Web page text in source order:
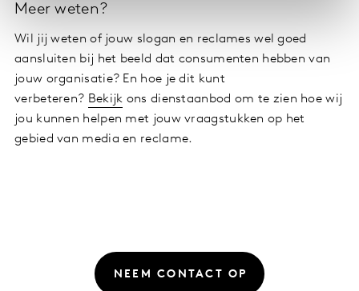
Meer weten?
Wil jij weten of jouw slogan en reclames wel goed
aansluiten bij het beeld dat consumenten hebben van
jouw organisatie? En hoe je dit kunt
verbeteren? Bekijk ons dienstaanbod om te zien hoe wij
jou kunnen helpen met jouw vraagstukken op het
gebied van media en reclame.
NEEM CONTACT OP